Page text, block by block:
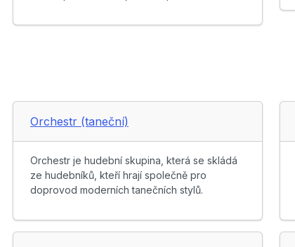
Orchestr (taneční)
Orchestr je hudební skupina, která se skládá
ze hudebníků, kteří hrají společně pro
doprovod moderních tanečních stylů.